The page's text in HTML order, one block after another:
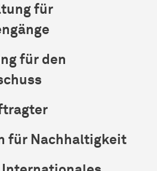
für
für den
für Nachhaltigkeit